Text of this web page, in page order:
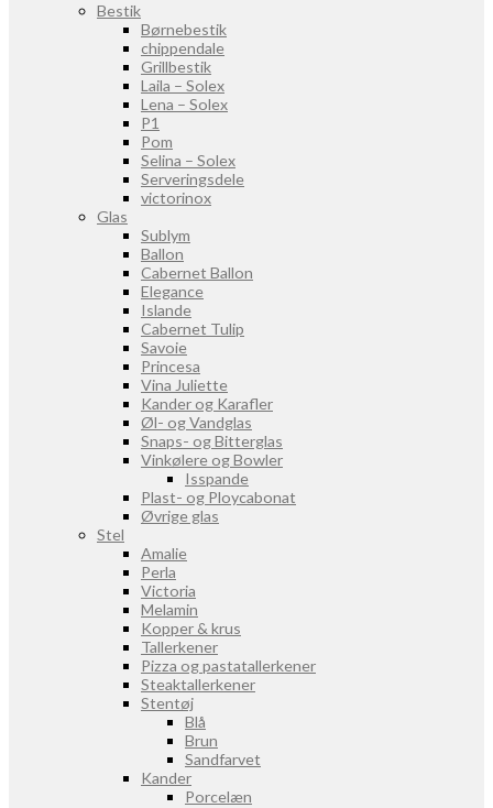
Bestik
Børnebestik
chippendale
Grillbestik
Laila – Solex
Lena – Solex
P1
Pom
Selina – Solex
Serveringsdele
victorinox
Glas
Sublym
Ballon
Cabernet Ballon
Elegance
Islande
Cabernet Tulip
Savoie
Princesa
Vina Juliette
Kander og Karafler
Øl- og Vandglas
Snaps- og Bitterglas
Vinkølere og Bowler
Isspande
Plast- og Ploycabonat
Øvrige glas
Stel
Amalie
Perla
Victoria
Melamin
Kopper & krus
Tallerkener
Pizza og pastatallerkener
Steaktallerkener
Stentøj
Blå
Brun
Sandfarvet
Kander
Porcelæn